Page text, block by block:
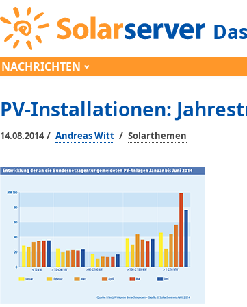
NACHRICHTEN
PV-Installationen:
14.08.2014/ Andreas Witt / Solarthemen